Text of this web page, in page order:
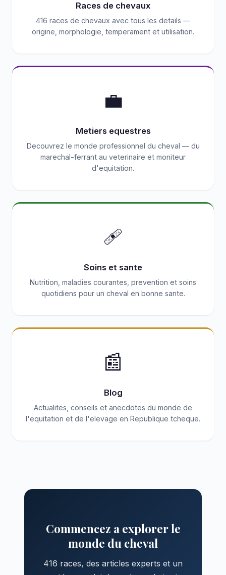
Races de chevaux
416 races de chevaux avec tous les details —
origine, morphologie, temperament et utilisation.
💼
Metiers equestres
Decouvrez le monde professionnel du cheval — du
marechal-ferrant au veterinaire et moniteur
d'equitation.
🩹
Soins et sante
Nutrition, maladies courantes, prevention et soins
quotidiens pour un cheval en bonne sante.
📰
Blog
Actualites, conseils et anecdotes du monde de
l'equitation et de l'elevage en Republique tcheque.
Commencez a explorer le
monde du cheval
416 races, des articles experts et un